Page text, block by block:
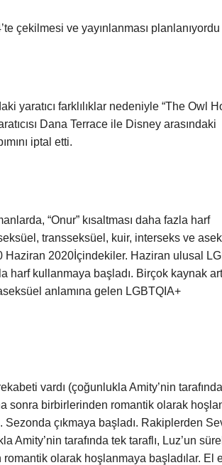
çekilmesi ve yayınlanması planlanıyordu
yaratıcı farklılıklar nedeniyle “The Owl
Dana Terrace ile Disney arasındaki
iptal etti.
“Onur” kısaltması daha fazla harf
transseksüel, kuir, interseks ve
2020İçindekiler. Haziran ulusal
harf kullanmaya başladı. Birçok kaynak
anlamına gelen LGBTQIA+
vardı (çoğunlukla Amity’nin
sonra birbirlerinden romantik olarak
Sezonda çıkmaya başladı. Rakiplerden
Amity’nin tarafında tek taraflı, Luz’un
romantik olarak hoşlanmaya başladılar. El